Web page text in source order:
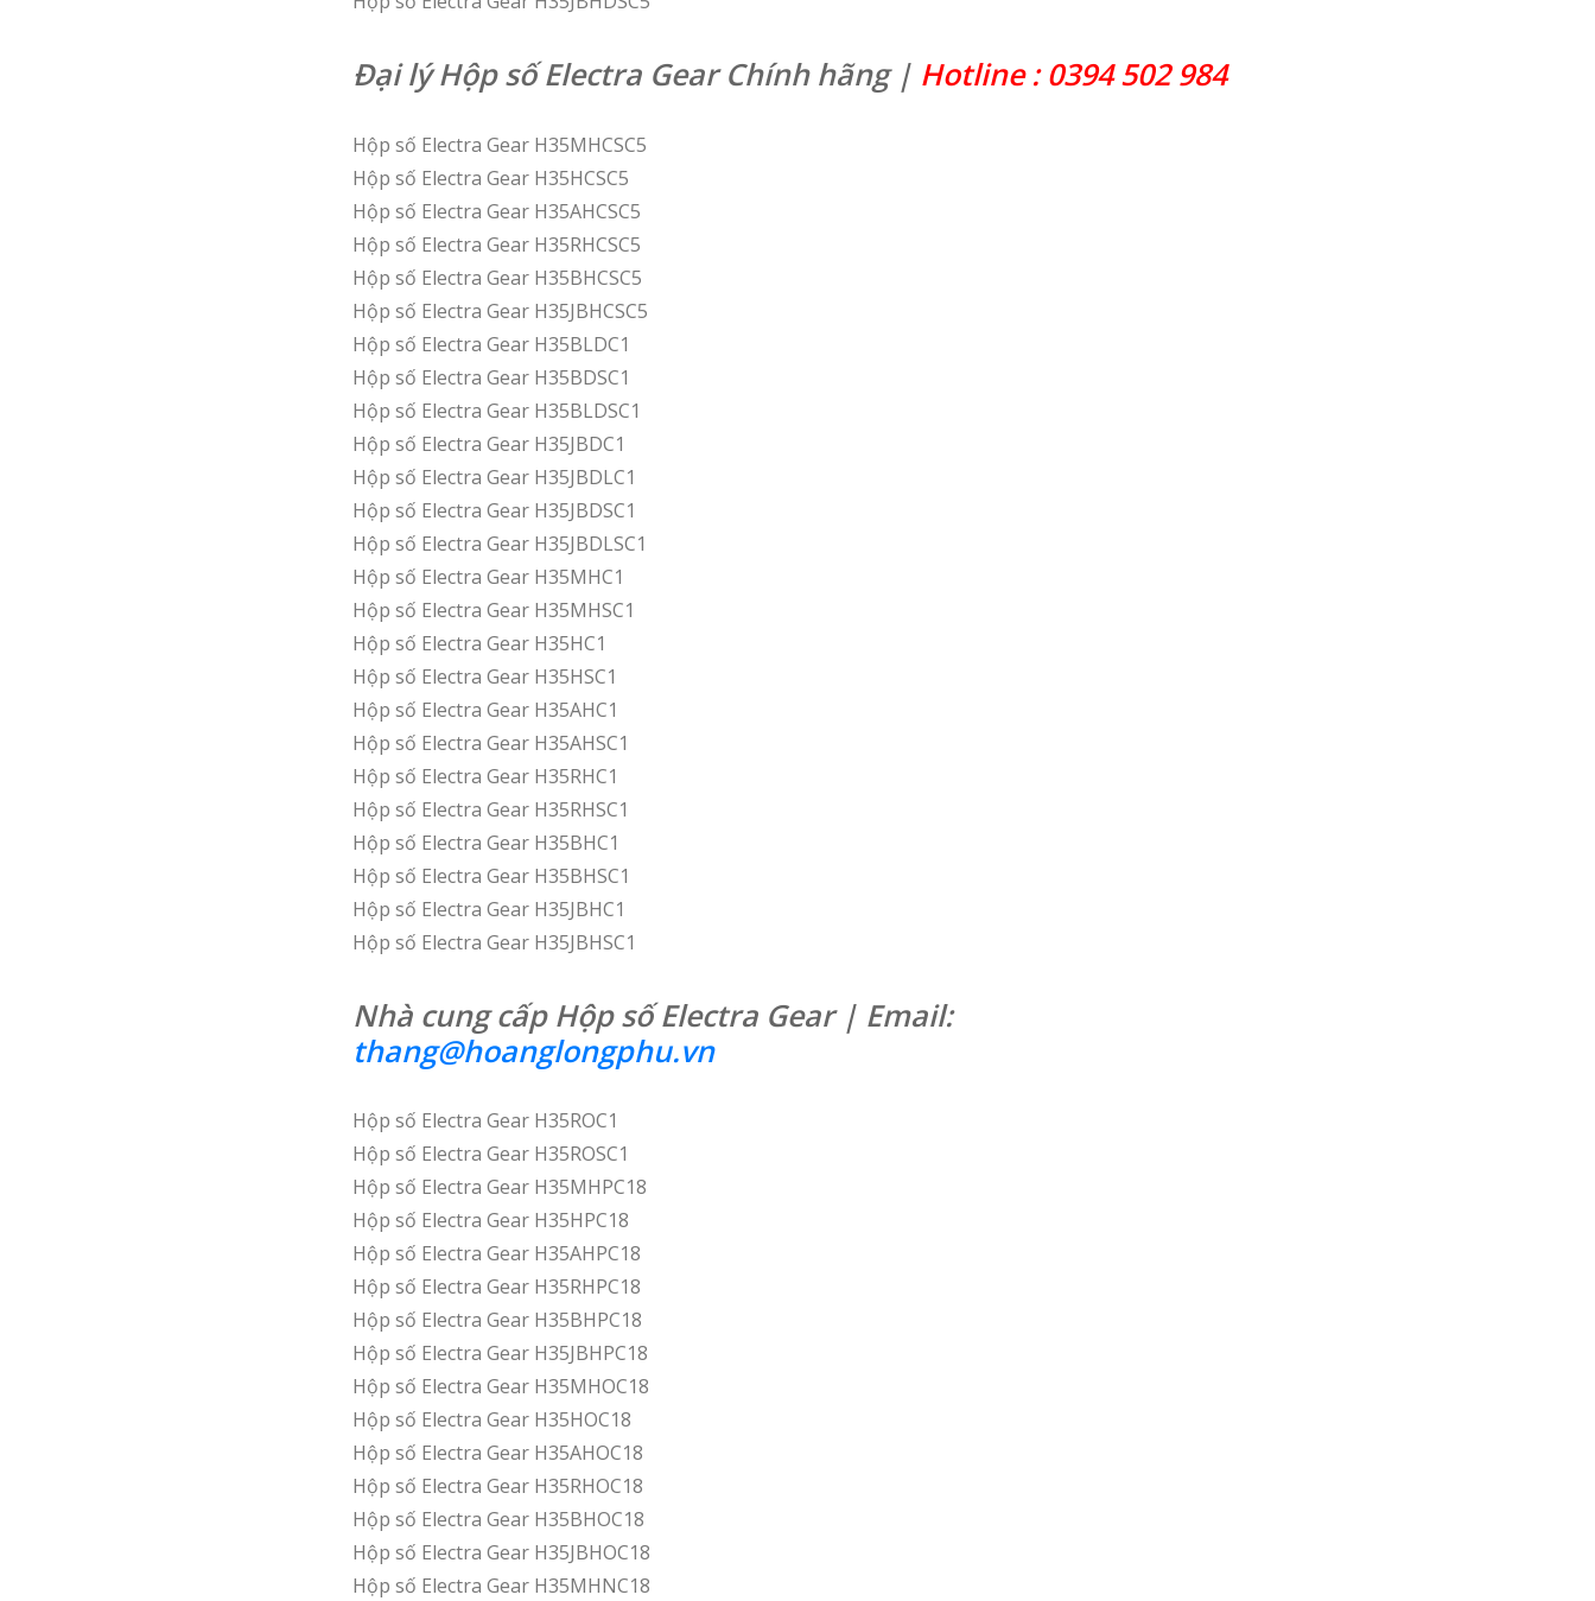
Đại lý Hộp số Electra Gear Chính hãng | Hotline : 0394 502 984
Hộp số Electra Gear H35MHCSC5
Hộp số Electra Gear H35HCSC5
Hộp số Electra Gear H35AHCSC5
Hộp số Electra Gear H35RHCSC5
Hộp số Electra Gear H35BHCSC5
Hộp số Electra Gear H35JBHCSC5
Hộp số Electra Gear H35BLDC1
Hộp số Electra Gear H35BDSC1
Hộp số Electra Gear H35BLDSC1
Hộp số Electra Gear H35JBDC1
Hộp số Electra Gear H35JBDLC1
Hộp số Electra Gear H35JBDSC1
Hộp số Electra Gear H35JBDLSC1
Hộp số Electra Gear H35MHC1
Hộp số Electra Gear H35MHSC1
Hộp số Electra Gear H35HC1
Hộp số Electra Gear H35HSC1
Hộp số Electra Gear H35AHC1
Hộp số Electra Gear H35AHSC1
Hộp số Electra Gear H35RHC1
Hộp số Electra Gear H35RHSC1
Hộp số Electra Gear H35BHC1
Hộp số Electra Gear H35BHSC1
Hộp số Electra Gear H35JBHC1
Hộp số Electra Gear H35JBHSC1
Nhà cung cấp Hộp số Electra Gear | Email:
thang@hoanglongphu.vn
Hộp số Electra Gear H35ROC1
Hộp số Electra Gear H35ROSC1
Hộp số Electra Gear H35MHPC18
Hộp số Electra Gear H35HPC18
Hộp số Electra Gear H35AHPC18
Hộp số Electra Gear H35RHPC18
Hộp số Electra Gear H35BHPC18
Hộp số Electra Gear H35JBHPC18
Hộp số Electra Gear H35MHOC18
Hộp số Electra Gear H35HOC18
Hộp số Electra Gear H35AHOC18
Hộp số Electra Gear H35RHOC18
Hộp số Electra Gear H35BHOC18
Hộp số Electra Gear H35JBHOC18
Hộp số Electra Gear H35MHNC18